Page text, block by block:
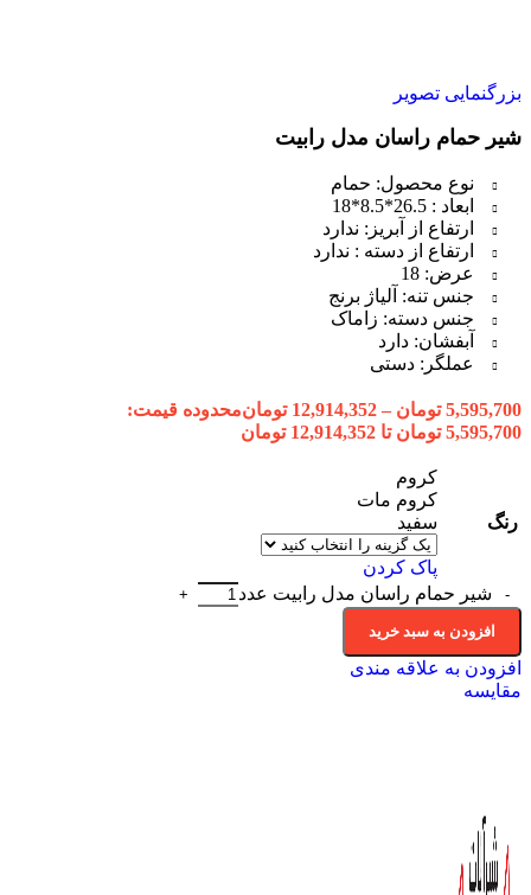
بزرگنمایی تصویر
شیر حمام راسان مدل رابیت
نوع محصول: حمام
ابعاد : 26.5*8.5*18
ارتفاع از آبریز: ندارد
ارتفاع از دسته : ندارد
عرض: 18
جنس تنه: آلیاژ برنج
جنس دسته: زاماک
آبفشان: دارد
عملگر: دستی
5,595,700 تومان –
12,914,352 تومانمحدوده قیمت:
5,595,700 تومان تا 12,914,352 تومان
رنگ
کروم
کروم مات
سفید
پاک کردن
شیر حمام راسان مدل رابیت عدد
افزودن به سبد خرید
افزودن به علاقه مندی
مقایسه